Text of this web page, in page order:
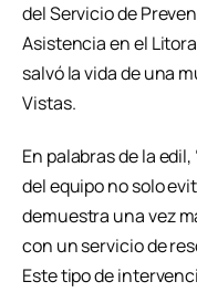
del Servicio de
Asistencia en el
salvó la vida de una
Vistas.
En palabras de la
del equipo no solo
demuestra una vez
con un servicio de
Este tipo de